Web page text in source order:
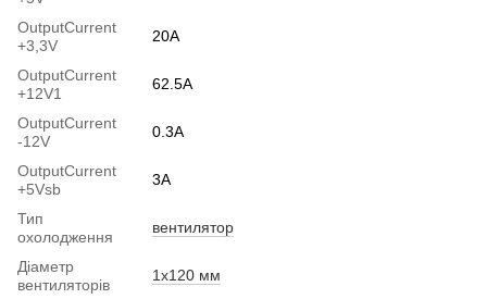
OutputСurrent
+3,3V
20A
OutputCurrent
+12V1
62.5A
OutputСurrent
-12V
0.3А
OutputСurrent
+5Vsb
3А
Тип
охолодження
вентилятор
Діаметр
вентиляторів
1x120 мм